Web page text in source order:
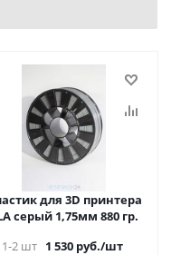
для 3D принтера
серый 1,75мм 880 гр.
1-2 шт 1 530 руб./шт